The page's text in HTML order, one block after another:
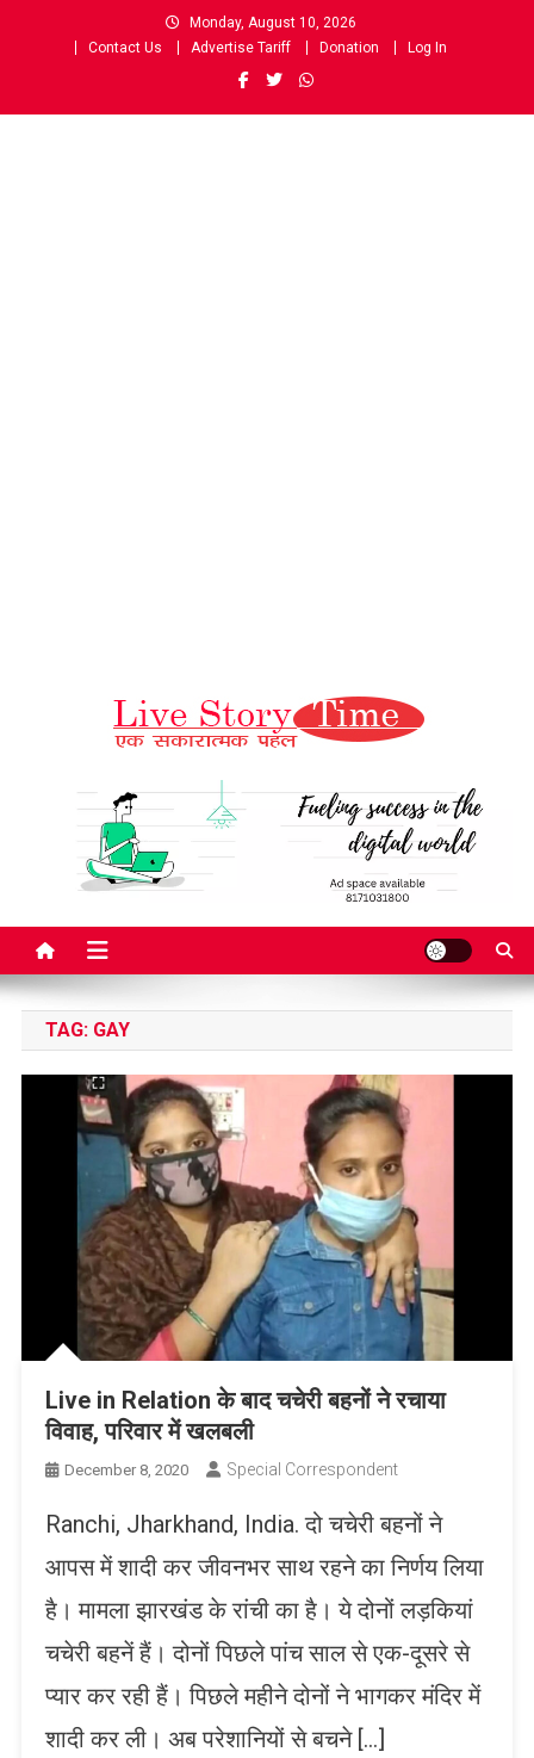
Monday, August 10, 2026
Contact Us
Advertise Tariff Donation Log In
Live Story Time
TAG: GAY
Live in Relation के बाद चचेरी बहनों ने रचाया
विवाह, परिवार में खलबली
December 8, 2020 Special Correspondent
Ranchi, Jharkhand, India. दो चचेरी बहनों ने
आपस में शादी कर जीवनभर साथ रहने का निर्णय लिया
है। मामला झारखंड के रांची का है। ये दोनों लड़कियां
चचेरी बहनें हैं। दोनों पिछले पांच साल से एक-दूसरे से
प्यार कर रही हैं। पिछले महीने दोनों ने भागकर मंदिर में
शादी कर ली। अब परेशानियों से बचने […]